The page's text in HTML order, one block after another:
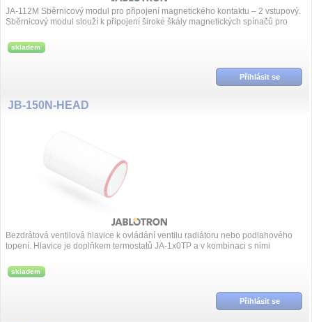
JA-112M Sběrnicový modul pro připojení magnetického kontaktu – 2 vstupový.
Sběrnicový modul slouží k připojení široké škály magnetických spínačů pro
skladem
Přihlásit se
JB-150N-HEAD
Bezdrátová ventilová hlavice k ovládání ventilu radiátoru nebo podlahového
topení. Hlavice je doplňkem termostatů JA-1x0TP a v kombinaci s nimi
skladem
Přihlásit se